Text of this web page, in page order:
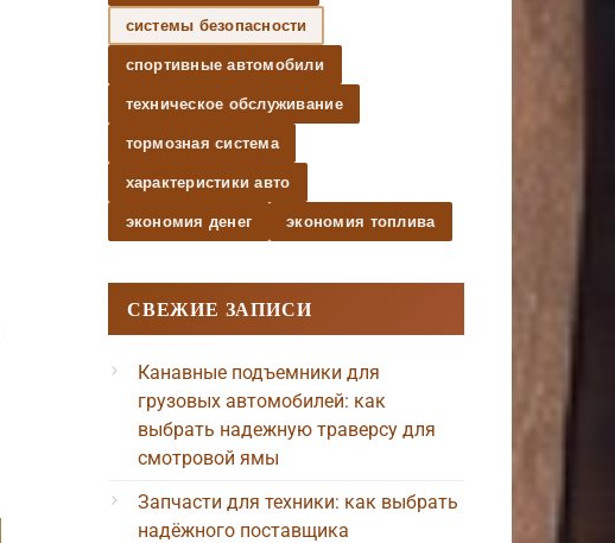
системы безопасности
спортивные автомобили
техническое обслуживание
тормозная система
характеристики авто
экономия денег экономия топлива
СВЕЖИЕ ЗАПИСИ
Канавные подъемники для
грузовых автомобилей: как
выбрать надежную траверсу для
смотровой ямы
Запчасти для техники: как выбрать
надёжного поставщика